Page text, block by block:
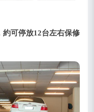
約可停放12台左右保修